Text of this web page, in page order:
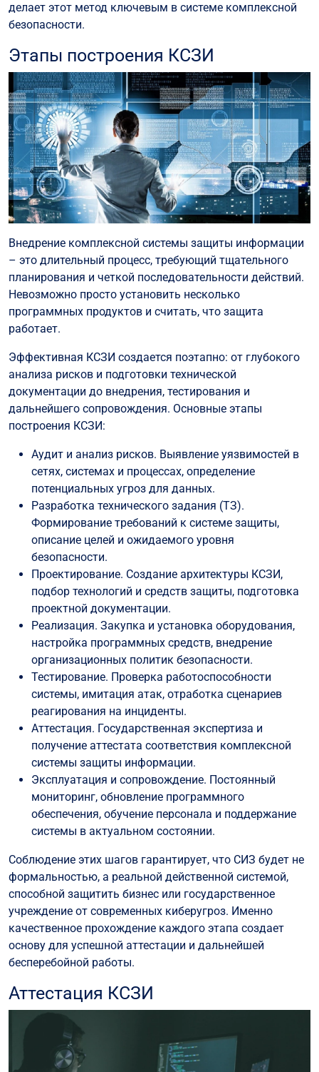
делает этот метод ключевым в системе комплексной
безопасности.
Этапы построения КСЗИ
Внедрение комплексной системы защиты информации
– это длительный процесс, требующий тщательного
планирования и четкой последовательности действий.
Невозможно просто установить несколько
программных продуктов и считать, что защита
работает.
Эффективная КСЗИ создается поэтапно: от глубокого
анализа рисков и подготовки технической
документации до внедрения, тестирования и
дальнейшего сопровождения. Основные этапы
построения КСЗИ:
Аудит и анализ рисков. Выявление уязвимостей в
сетях, системах и процессах, определение
потенциальных угроз для данных.
Разработка технического задания (ТЗ).
Формирование требований к системе защиты,
описание целей и ожидаемого уровня
безопасности.
Проектирование. Создание архитектуры КСЗИ,
подбор технологий и средств защиты, подготовка
проектной документации.
Реализация. Закупка и установка оборудования,
настройка программных средств, внедрение
организационных политик безопасности.
Тестирование. Проверка работоспособности
системы, имитация атак, отработка сценариев
реагирования на инциденты.
Аттестация. Государственная экспертиза и
получение аттестата соответствия комплексной
системы защиты информации.
Эксплуатация и сопровождение. Постоянный
мониторинг, обновление программного
обеспечения, обучение персонала и поддержание
системы в актуальном состоянии.
Соблюдение этих шагов гарантирует, что СИЗ будет не
формальностью, а реальной действенной системой,
способной защитить бизнес или государственное
учреждение от современных киберугроз. Именно
качественное прохождение каждого этапа создает
основу для успешной аттестации и дальнейшей
бесперебойной работы.
Аттестация КСЗИ